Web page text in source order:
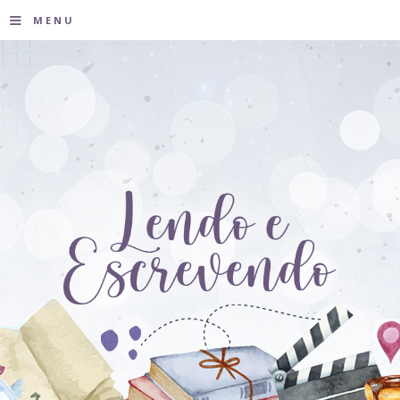
≡ MENU